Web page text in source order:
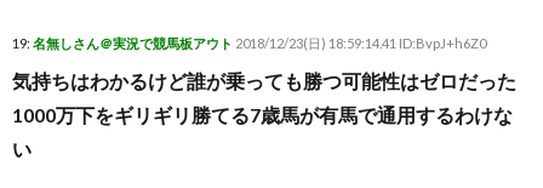
19: 名無しさん＠実況で競馬板アウト 2018/12/23(日) 18:59:14.41 ID:BvpJ+h6Z0
気持ちはわかるけど誰が乗っても勝つ可能性はゼロだった
1000万下をギリギリ勝てる7歳馬が有馬で通用するわけな
い